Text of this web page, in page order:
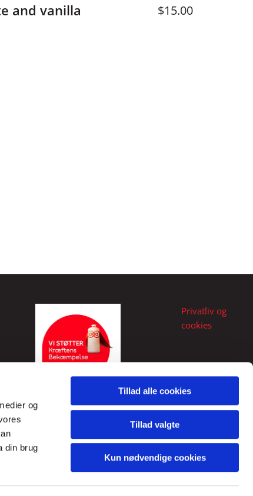
og
din brug
Tillad alle cookies
Tillad valgte
Kun nødvendige cookies
and vanilla
$15.00
Privatliv og
cookies